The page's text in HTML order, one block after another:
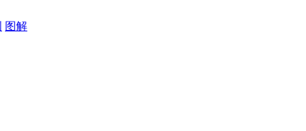
图解